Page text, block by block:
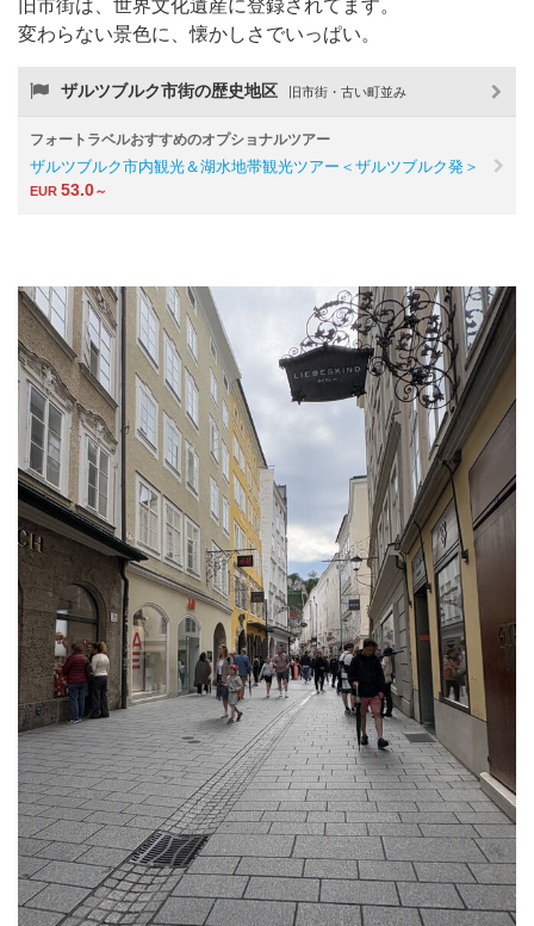
旧市街は、世界文化遺産に登録されてます。
変わらない景色に、懐かしさでいっぱい。
ザルツブルク市街の歴史地区 旧市街・古い町並み
フォートラベルおすすめのオプショナルツアー
ザルツブルク市内観光＆湖水地帯観光ツアー＜ザルツブルク発＞
EUR 53.0～